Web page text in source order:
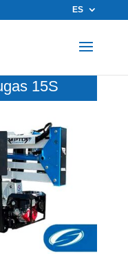
ES
15S